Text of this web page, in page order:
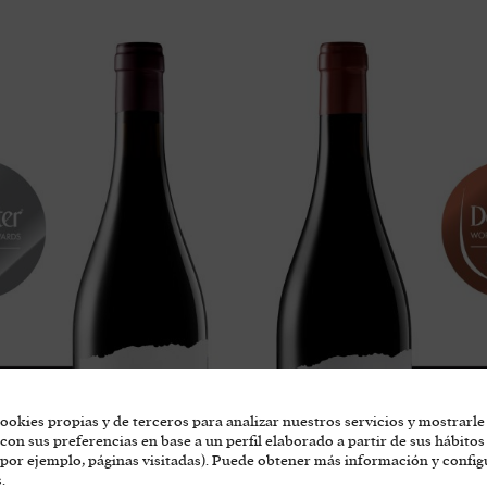
propias y de terceros para analizar nuestros servicios y
sus preferencias en base a un perfil elaborado a partir de sus hábitos
ejemplo, páginas visitadas). Puede obtener más información y